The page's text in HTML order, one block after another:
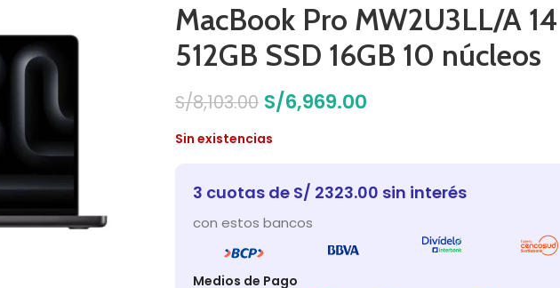
MacBook Pro MW2U3LL/A
512GB SSD 16GB 10 núcleos
S/8,103.00 S/6,969.00
Sin existencias
3 cuotas de S/ 2323.00 sin interés
con estos bancos
Medios de Pago